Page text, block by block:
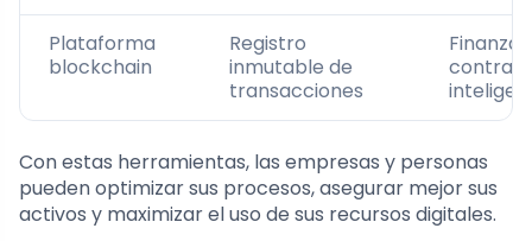
Plataforma
blockchain
Registro
inmutable de
transacciones
Con estas herramientas, las empresas y personas
pueden optimizar sus procesos, asegurar mejor sus
activos y maximizar el uso de sus recursos digitales.